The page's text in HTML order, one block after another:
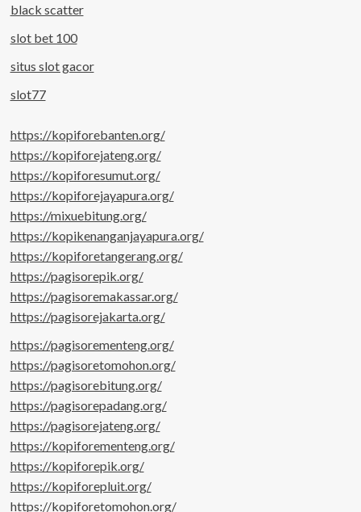
black scatter
slot bet 100
situs slot gacor
slot77
https://kopiforebanten.org/
https://kopiforejateng.org/
https://kopiforesumut.org/
https://kopiforejayapura.org/
https://mixuebitung.org/
https://kopikenanganjayapura.org/
https://kopiforetangerang.org/
https://pagisorepik.org/
https://pagisoremakassar.org/
https://pagisorejakarta.org/
https://pagisorementeng.org/
https://pagisoretomohon.org/
https://pagisorebitung.org/
https://pagisorepadang.org/
https://pagisorejateng.org/
https://kopiforementeng.org/
https://kopiforepik.org/
https://kopiforepluit.org/
https://kopiforetomohon.org/